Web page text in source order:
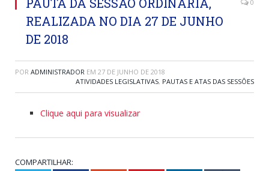
REALIZADA NO DIA 27 DE JUNHO
DE 2018
0
POR ADMINISTRADOR EM 27 DE JUNHO DE 2018
ATIVIDADES LEGISLATIVAS, PAUTAS E ATAS DAS SESSÕES
Clique aqui para visualizar
COMPARTILHAR: